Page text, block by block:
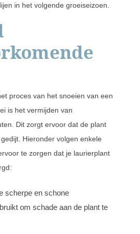
in het volgende groeiseizoen.
proces van het snoeien van een
is het vermijden van
Dit zorgt ervoor dat de plant
Hieronder volgen enkele
te zorgen dat je laurierplant
scherpe en schone
om schade aan de plant te